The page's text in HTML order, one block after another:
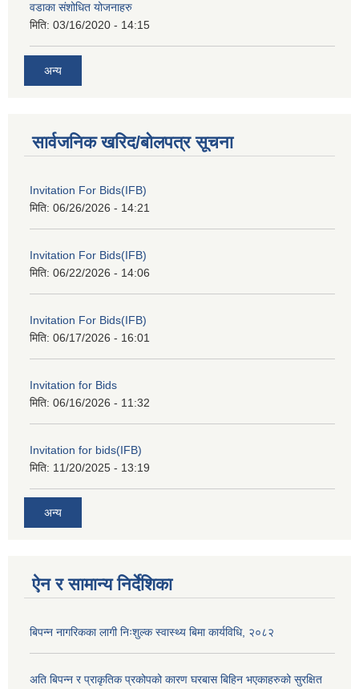
वडाका संशोधित योजनाहरु
मिति: 03/16/2020 - 14:15
अन्य
सार्वजनिक खरिद/बोलपत्र सूचना
Invitation For Bids(IFB)
मिति: 06/26/2026 - 14:21
Invitation For Bids(IFB)
मिति: 06/22/2026 - 14:06
Invitation For Bids(IFB)
मिति: 06/17/2026 - 16:01
Invitation for Bids
मिति: 06/16/2026 - 11:32
Invitation for bids(IFB)
मिति: 11/20/2025 - 13:19
अन्य
ऐन र सामान्य निर्देशिका
बिपन्न नागरिकका लागी निःशुल्क स्वास्थ्य बिमा कार्यविधि, २०८२
अति बिपन्न र प्राकृतिक प्रकोपको कारण घरबास बिहिन भएकाहरुको सुरक्षित